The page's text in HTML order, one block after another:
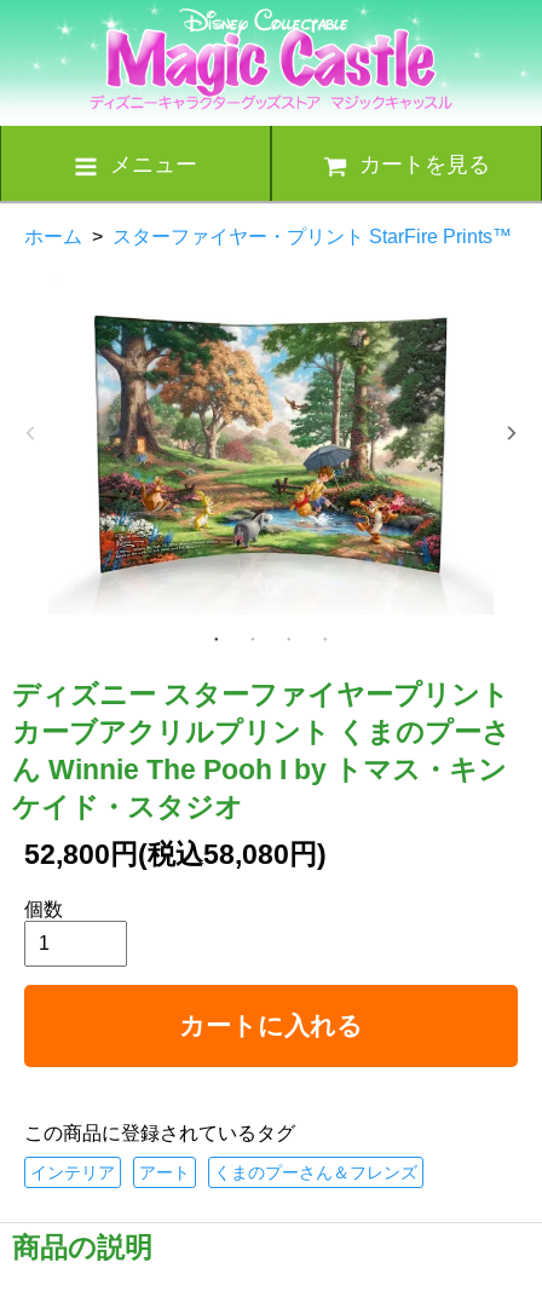
メニュー カートを見る
ホーム > スターファイヤー・プリント StarFire Prints™
ディズニー スターファイヤープリント
カーブアクリルプリント くまのプーさ
ん Winnie The Pooh I by トマス・キン
ケイド・スタジオ
52,800円(税込58,080円)
個数
カートに入れる
この商品に登録されているタグ
インテリア アート くまのプーさん＆フレンズ
商品の説明